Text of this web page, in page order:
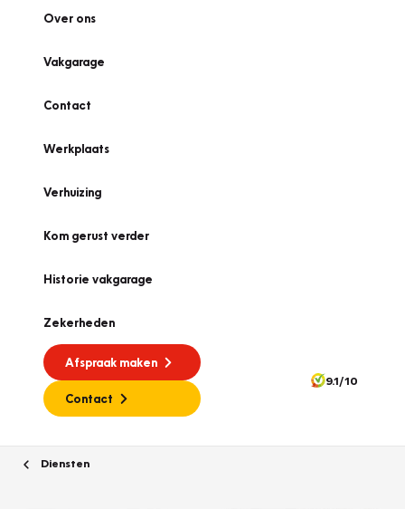
Over ons
Vakgarage
Contact
Werkplaats
Verhuizing
Kom gerust verder
Historie vakgarage
Zekerheden
Afspraak maken
Contact
9.1/10
Diensten